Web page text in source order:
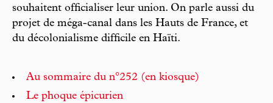
souhaitent officialiser leur union. On parle aussi du
projet de méga-canal dans les Hauts de France, et
du décolonialisme difficile en Haïti.
Au sommaire du n°252 (en kiosque)
Le phoque épicurien